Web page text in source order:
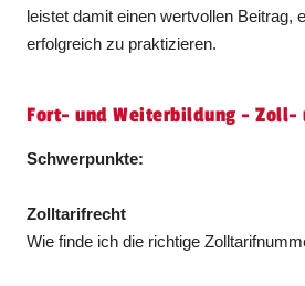
leistet damit einen wertvollen Beitrag,
erfolgreich zu praktizieren.
Fort- und Weiterbildung - Zoll-
Schwerpunkte:
Zolltarifrecht
Wie finde ich die richtige